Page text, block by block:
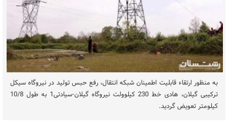
به منظور ارتقاء قابلیت اطمینان شبکه انتقال، رفع حبس تولید در نیروگاه سیکل
ترکیبی گیلان، هادی خط 230 کیلوولت نیروگاه گیلان-سیادتی1 به طول 10/8
کیلومتر تعویض گردید.